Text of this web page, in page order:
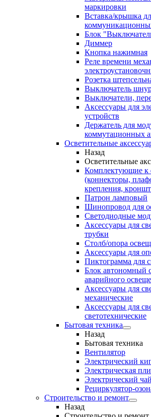
маркировки
Вставка/крышка
Блок
Диммер
Кнопка нажимная
Реле времени
Розетка
Выключатель
Выключатели,
Аксессуары для
устройств
Держатель для
коммутационных
Осветительные
Назад
Осветительные
Комплектующие к
(коннекторы,
крепления,
Патрон ламповый
Шинопровод для
Светодиодные
Аксессуары для
трубки
Столб/опора
Аксессуары для
Пиктограмма для
Блок автономный
аварийного
Аксессуары для
механические
Аксессуары для
светотехнические
Бытовая техника
Назад
Бытовая техника
Вентилятор
Электрический
Электрическая
Электрический
Рециркулятор-
Строительство и ремонт
Назад